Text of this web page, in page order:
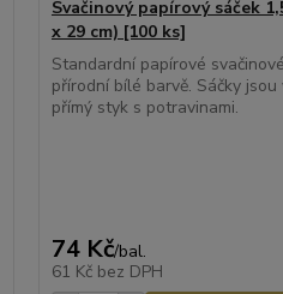
Svačinový papírový sáček
x 29 cm) [100 ks]
Standardní papírové
přírodní bílé barvě. Sáčky
přímý styk s potravinami.
74 Kč/bal.
61 Kč bez DPH